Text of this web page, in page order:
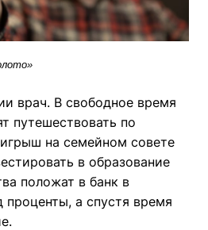
врач. В свободное время
путешествовать по
на семейном совете
в образование
положат в банк в
проценты, а спустя время